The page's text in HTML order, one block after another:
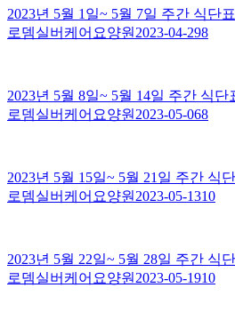
2023년 5월 1일~ 5월 7일 주간 식단표
로뎀실버케어요양원 2023-04-298
2023년 5월 8일~ 5월 14일 주간 식단
로뎀실버케어요양원 2023-05-068
2023년 5월 15일~ 5월 21일 주간 식
로뎀실버케어요양원 2023-05-1310
2023년 5월 22일~ 5월 28일 주간 식
로뎀실버케어요양원 2023-05-1910